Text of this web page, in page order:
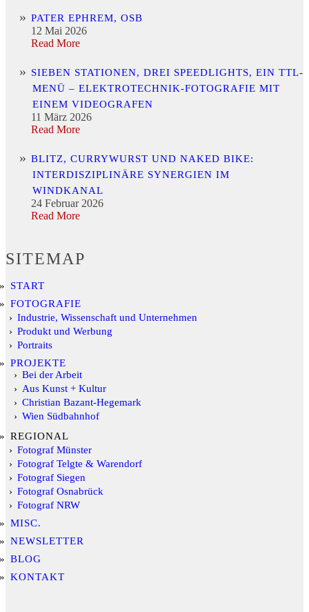
PATER EPHREM, OSB
12 Mai 2026
Read More
SIEBEN STATIONEN, DREI SPEEDLIGHTS, EIN TTL-
MENÜ – ELEKTROTECHNIK-FOTOGRAFIE MIT
EINEM VIDEOGRAFEN
11 März 2026
Read More
BLITZ, CURRYWURST UND NAKED BIKE:
INTERDISZIPLINÄRE SYNERGIEN IM
WINDKANAL
24 Februar 2026
Read More
SITEMAP
START
FOTOGRAFIE
Industrie, Wissenschaft und Unternehmen
Produkt und Werbung
Portraits
PROJEKTE
Bei der Arbeit
Aus Kunst + Kultur
Christian Bazant-Hegemark
Wien Südbahnhof
REGIONAL
Fotograf Münster
Fotograf Telgte & Warendorf
Fotograf Siegen
Fotograf Osnabrück
Fotograf NRW
MISC.
NEWSLETTER
BLOG
KONTAKT